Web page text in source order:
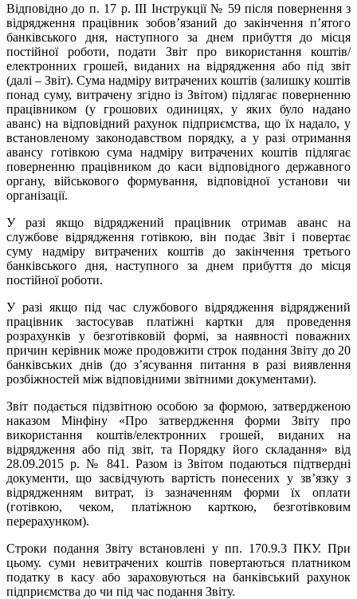
Відповідно до п. 17 р. ІІІ Інструкції № 59 після повернення з
відрядження працівник зобов’язаний до закінчення п’ятого
банківського дня, наступного за днем прибуття до місця
постійної роботи, подати Звіт про використання коштів/
електронних грошей, виданих на відрядження або під звіт
(далі – Звіт). Сума надміру витрачених коштів (залишку коштів
понад суму, витрачену згідно із Звітом) підлягає поверненню
працівником (у грошових одиницях, у яких було надано
аванс) на відповідний рахунок підприємства, що їх надало, у
встановленому законодавством порядку, а у разі отримання
авансу готівкою сума надміру витрачених коштів підлягає
поверненню працівником до каси відповідного державного
органу, військового формування, відповідної установи чи
організації.
У разі якщо відряджений працівник отримав аванс на
службове відрядження готівкою, він подає Звіт і повертає
суму надміру витрачених коштів до закінчення третього
банківського дня, наступного за днем прибуття до місця
постійної роботи.
У разі якщо під час службового відрядження відряджений
працівник застосував платіжні картки для проведення
розрахунків у безготівковій формі, за наявності поважних
причин керівник може продовжити строк подання Звіту до 20
банківських днів (до з’ясування питання в разі виявлення
розбіжностей між відповідними звітними документами).
Звіт подається підзвітною особою за формою, затвердженою
наказом Мінфіну «Про затвердження форми Звіту про
використання коштів/електронних грошей, виданих на
відрядження або під звіт, та Порядку його складання» від
28.09.2015 р. № 841. Разом із Звітом подаються підтвердні
документи, що засвідчують вартість понесених у зв’язку з
відрядженням витрат, із зазначенням форми їх оплати
(готівкою, чеком, платіжною карткою, безготівковим
перерахунком).
Строки подання Звіту встановлені у пп. 170.9.3 ПКУ. При
цьому. суми невитрачених коштів повертаються платником
податку в касу або зараховуються на банківський рахунок
підприємства до чи під час подання Звіту.